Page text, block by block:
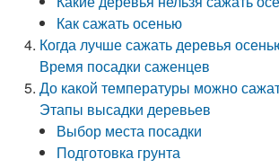
Как сажать осенью
Когда лучше сажать деревья
Время посадки саженцев
До какой температуры можно
Этапы высадки деревьев
Выбор места посадки
Подготовка грунта